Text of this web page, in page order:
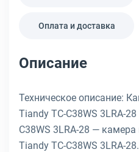
Оплата и доставка
Описание
Техническое описание:
Tiandy TC-C38WS 3LRA-
C38WS 3LRA-28 —
Tiandy TC-C38WS 3LRA-